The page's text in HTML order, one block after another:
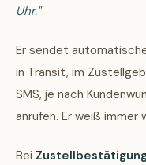
Uhr."
Er sendet
in Transit, im
SMS, je nach
anrufen. Er weiß immer
Bei